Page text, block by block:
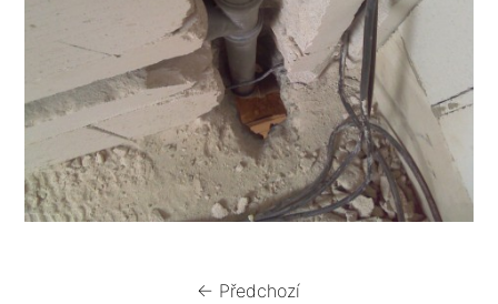
← Předchozí